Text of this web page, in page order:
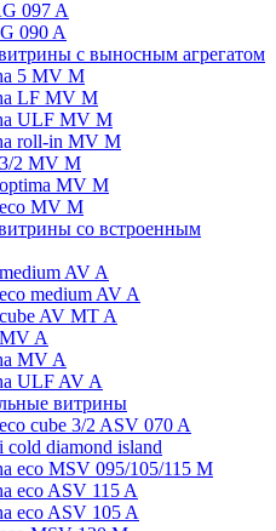
097 A
090 A
с выносным агрегатом
5 MV M
LF MV M
ULF MV M
roll-in MV M
2 MV M
MV M
MV M
со встроенным
AV A
medium AV A
AV MT A
A
MV A
ULF AV A
витрины
cube 3/2 ASV 070 A
cold diamond island
eco MSV 095/105/115 M
eco ASV 115 A
eco ASV 105 A